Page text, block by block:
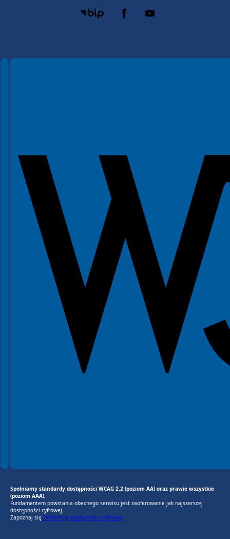
Spełniamy standardy WCAG 2.2
Spełniamy standardy W3C
Spełniamy standardy dostępności WCAG 2.2 (poziom AA) oraz prawie wszystkie
(poziom AAA).
Fundamentem powstania obecnego serwisu jest zaoferowanie jak najszerszej
dostępności cyfrowej.
Zapoznaj się Deklaracją dostępności cyfrowej.